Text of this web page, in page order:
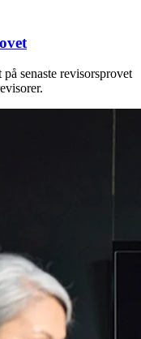
senaste revisorsprovet